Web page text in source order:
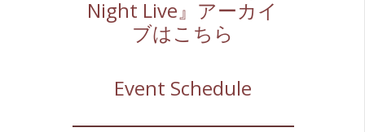
CD『TREE OF LIFE』をリリース。全
す。2001年に結成したリーダーバン
の全国ツアー等約100本のコンサート
Night Live』アーカイ
ブはこちら
Event Schedule